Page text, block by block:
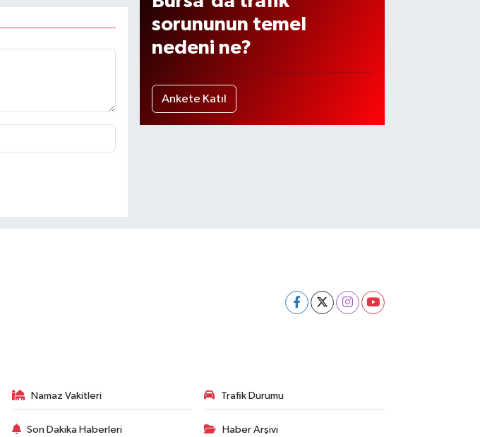
sorununun temel
nedeni ne?
Ankete Katıl
Namaz Vakitleri Trafik Durumu
Son Dakika Haberleri Haber Arşivi